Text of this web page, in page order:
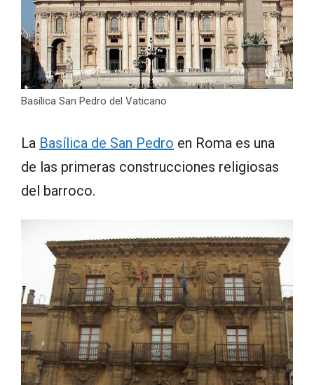
Basílica San Pedro del Vaticano
La Basílica de San Pedro en Roma es una
de las primeras construcciones religiosas
del barroco.